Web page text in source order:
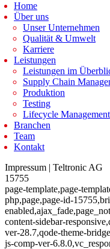
Home
Über uns
Unser Unternehmen
Qualität & Umwelt
Karriere
Leistungen
Leistungen im
Supply Chain
Produktion
Testing
Lifecycle Management
Branchen
Team
Kontakt
Impressum | Teltronic AG
15755
page-template,page-
php,page,page-id-
content-sidebar-
ver-28.7,qode-theme-
js-comp-ver-